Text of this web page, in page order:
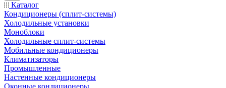
Каталог
Кондиционеры (сплит-системы)
Холодильные установки
Моноблоки
Холодильные сплит-системы
Мобильные кондиционеры
Климатизаторы
Промышленные
Настенные кондиционеры
Оконные кондиционеры